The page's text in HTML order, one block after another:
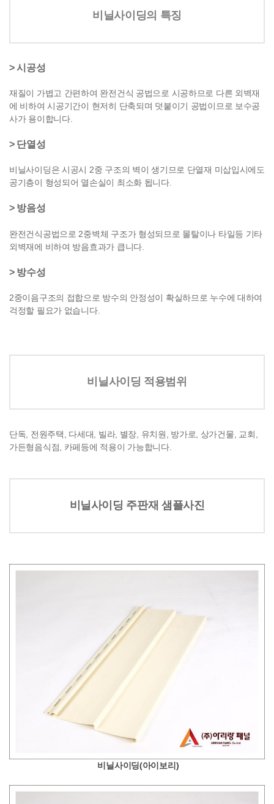
비닐사이딩의 특징
> 시공성
재질이 가볍고 간편하여 완전건식 공법으로 시공하므로 다른 외벽재
에 비하여 시공기간이 현저히 단축되며 덧붙이기 공법이므로 보수공
사가 용이합니다.
> 단열성
비닐사이딩은 시공시 2중 구조의 벽이 생기므로 단열재 미삽입시에도
공기층이 형성되어 열손실이 최소화 됩니다.
> 방음성
완전건식공법으로 2중벽체 구조가 형성되므로 몰탈이나 타일등 기타
외벽재에 비하여 방음효과가 큽니다.
> 방수성
2중이음구조의 접합으로 방수의 안정성이 확실하므로 누수에 대하여
걱정할 필요가 없습니다.
비닐사이딩 적용범위
단독, 전원주택, 다세대, 빌라, 별장, 유치원, 방가로, 상가건물, 교회,
가든형음식점, 카페등에 적용이 가능합니다.
비닐사이딩 주판재 샘플사진
비닐사이딩(아이보리)